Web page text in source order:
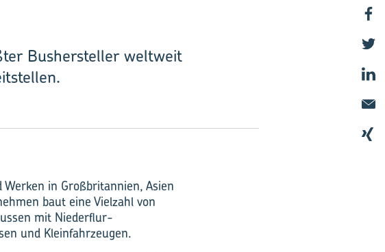
Bushersteller weltweit
in Großbritannien, Asien
baut eine Vielzahl von
mit Niederflur-
und Kleinfahrzeugen.